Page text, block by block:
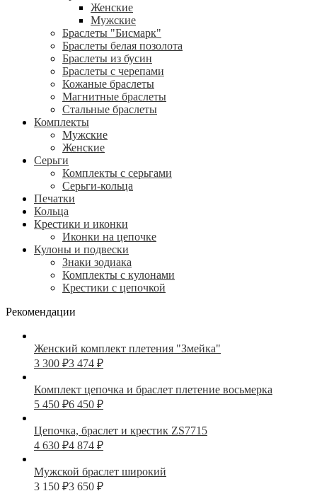
Женские
Мужские
Браслеты "Бисмарк"
Браслеты белая позолота
Браслеты из бусин
Браслеты с черепами
Кожаные браслеты
Магнитные браслеты
Стальные браслеты
Комплекты
Мужские
Женские
Серьги
Комплекты с серьгами
Серьги-кольца
Печатки
Кольца
Крестики и иконки
Иконки на цепочке
Кулоны и подвески
Знаки зодиака
Комплекты с кулонами
Крестики с цепочкой
Рекомендации
Женский комплект плетения "Змейка"
3 300 ₽3 474 ₽
Комплект цепочка и браслет плетение восьмерка
5 450 ₽6 450 ₽
Цепочка, браслет и крестик ZS7715
4 630 ₽4 874 ₽
Мужской браслет широкий
3 150 ₽3 650 ₽